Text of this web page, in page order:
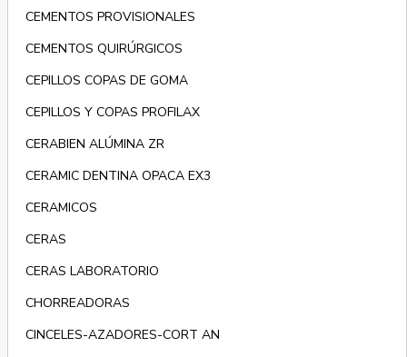
CEMENTOS PROVISIONALES
CEMENTOS QUIRÚRGICOS
CEPILLOS COPAS DE GOMA
CEPILLOS Y COPAS PROFILAX
CERABIEN ALÚMINA ZR
CERAMIC DENTINA OPACA EX3
CERAMICOS
CERAS
CERAS LABORATORIO
CHORREADORAS
CINCELES-AZADORES-CORT AN